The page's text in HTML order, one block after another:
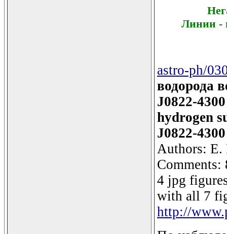
Линии -
astro-ph/
водорода
J0822-
hydrogen
J0822-
Authors: E.
Comments:
4 jpg
with all 7
http://